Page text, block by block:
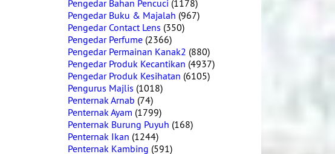
Pengedar Bahan Pencuci (1178)
Pengedar Buku & Majalah (967)
Pengedar Contact Lens (350)
Pengedar Perfume (2366)
Pengedar Permainan Kanak2 (880)
Pengedar Produk Kecantikan (4937)
Pengedar Produk Kesihatan (6105)
Pengurus Majlis (1018)
Penternak Arnab (74)
Penternak Ayam (1799)
Penternak Burung Puyuh (168)
Penternak Ikan (1244)
Penternak Kambing (591)